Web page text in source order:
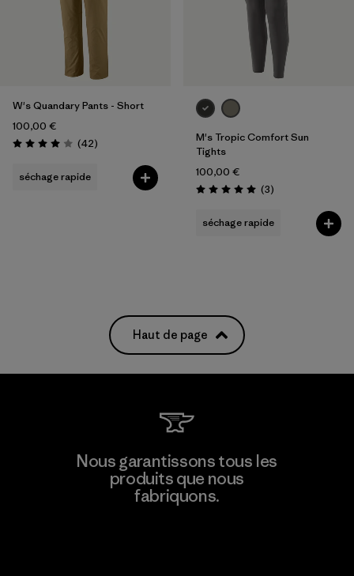
W's Quandary Pants - Short
100,00 €
Évaluation: 4.0 / 5
(42Avis
)
séchage rapide
M's Tropic Comfort Sun
Tights
100,00 €
Évaluation: 5.0 / 5
(3Avis
)
séchage rapide
Haut de page
Nous garantissons tous les
produits que nous
fabriquons.